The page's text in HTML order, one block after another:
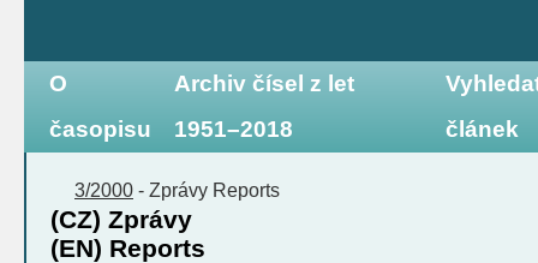
O
časopisu
Archiv čísel z let
1951–2018
článek
3/2000 - Zprávy Reports
(CZ) Zprávy
(EN) Reports